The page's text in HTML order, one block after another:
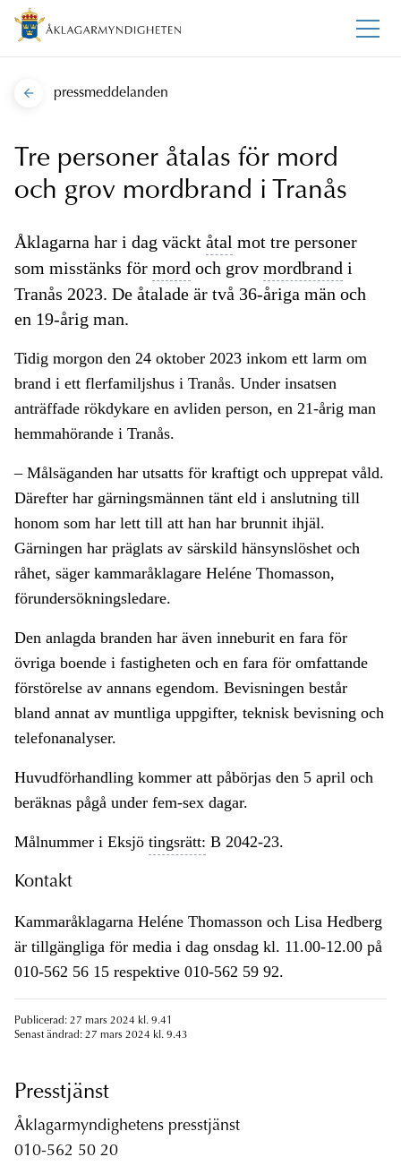
pressmeddelanden
Tre personer åtalas för mord
och grov mordbrand i Tranås
Åklagarna har i dag väckt åtal mot tre personer
som misstänks för mord och grov mordbrand i
Tranås 2023. De åtalade är två 36-åriga män och
en 19-årig man.
Tidig morgon den 24 oktober 2023 inkom ett larm om
brand i ett flerfamiljshus i Tranås. Under insatsen
anträffade rökdykare en avliden person, en 21-årig man
hemmahörande i Tranås.
– Målsäganden har utsatts för kraftigt och upprepat våld.
Därefter har gärningsmännen tänt eld i anslutning till
honom som har lett till att han har brunnit ihjäl.
Gärningen har präglats av särskild hänsynslöshet och
råhet, säger kammaråklagare Heléne Thomasson,
förundersökningsledare.
Den anlagda branden har även inneburit en fara för
övriga boende i fastigheten och en fara för omfattande
förstörelse av annans egendom. Bevisningen består
bland annat av muntliga uppgifter, teknisk bevisning och
telefonanalyser.
Huvudförhandling kommer att påbörjas den 5 april och
beräknas pågå under fem-sex dagar.
Målnummer i Eksjö tingsrätt: B 2042-23.
Kontakt
Kammaråklagarna Heléne Thomasson och Lisa Hedberg
är tillgängliga för media i dag onsdag kl. 11.00-12.00 på
010-562 56 15 respektive 010-562 59 92.
Publicerad: 27 mars 2024 kl. 9.41
Senast ändrad: 27 mars 2024 kl. 9.43
Presstjänst
Åklagarmyndighetens presstjänst
010-562 50 20